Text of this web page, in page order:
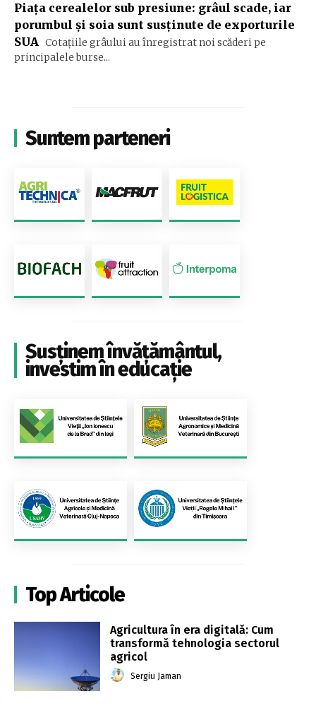
Piața cerealelor sub presiune: grâul scade, iar
porumbul și soia sunt susținute de exporturile
SUA Cotațiile grâului au înregistrat noi scăderi pe
principalele burse...
Suntem parteneri
Susținem învățământul,
investim în educație
Top Articole
Agricultura în era digitală: Cum
transformă tehnologia sectorul
agricol
Sergiu Jaman